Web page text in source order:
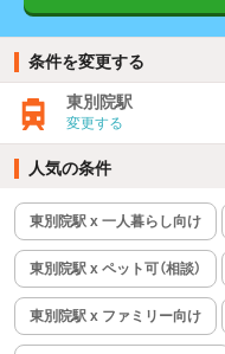
条件を変更する
東別院駅
変更する
人気の条件
東別院駅 x 一人暮らし向け
東別院駅 x ペット可（相談）
東別院駅 x ファミリー向け